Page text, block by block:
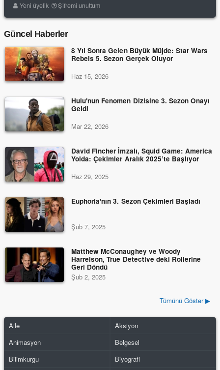
Yeni üyelik Şifremi unuttum
Güncel Haberler
8 Yıl Sonra Gelen Büyük Müjde: Star Wars
Rebels 5. Sezon Gerçek Oluyor
Haz 15, 2026
Hulu'nun Fenomen Dizisine 3. Sezon Onayı
Geldi
Mar 22, 2026
David Fincher İmzalı, Squid Game: America
Yolda: Çekimler Aralık 2025’te Başlıyor
Haz 29, 2025
Euphoria'nın 3. Sezon Çekimleri Başladı
Şub 7, 2025
Matthew McConaughey ve Woody
Harrelson, True Detective deki Rollerine
Geri Döndü
Şub 2, 2025
Tümünü Göster ▶
Aile
Aksiyon
Animasyon
Belgesel
Bilimkurgu
Biyografi